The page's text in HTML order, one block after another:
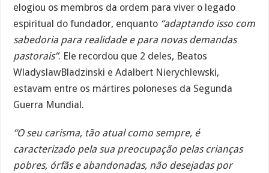
elogiou os membros da ordem para viver o legado
espiritual do fundador, enquanto “adaptando isso com
sabedoria para realidade e para novas demandas
pastorais”. Ele recordou que 2 deles, Beatos
WladyslawBladzinski e Adalbert Nierychlewski,
estavam entre os mártires poloneses da Segunda
Guerra Mundial.
“O seu carisma, tão atual como sempre, é
caracterizado pela sua preocupação pelas crianças
pobres, órfãs e abandonadas, não desejadas por